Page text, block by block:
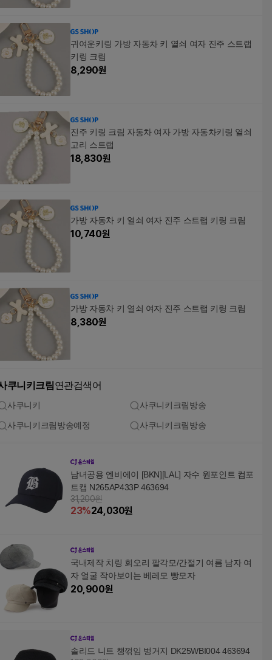
귀여운키링 가방 자동차 키 열쇠 여자 진주 스트랩
키링 크림
8,290원
진주 키링 크림 자동차 여자 가방 자동차키링 열쇠
고리 스트랩
18,830원
가방 자동차 키 열쇠 여자 진주 스트랩 키링 크림
10,740원
가방 자동차 키 열쇠 여자 진주 스트랩 키링 크림
8,380원
쿠니키크림 연관검색어
사쿠니키 사쿠니키크림방송
사쿠니키크림방송예정 사쿠니키크림방송
남녀공용 엔비에이 [BKN][LAL] 자수 원포인트 컴포
트캡 N265AP433P 463694
31,200원
23%24,030원
국내제작 치링 회오리 팔각모/간절기 여름 남자 여
자 얼굴 작아보이는 베레모 빵모자
20,900원
솔리드 니트 챙꺾임 벙거지 DK25WBI004 463694